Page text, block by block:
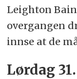
Leighton
overgangen
innse at de
Lørdag